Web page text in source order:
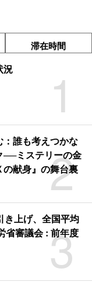
滞在時間
1
況
2
誰も考えつかな
──ミステリーの金
献身』の舞台裏
3
き上げ、全国平均
審議会 : 前年度